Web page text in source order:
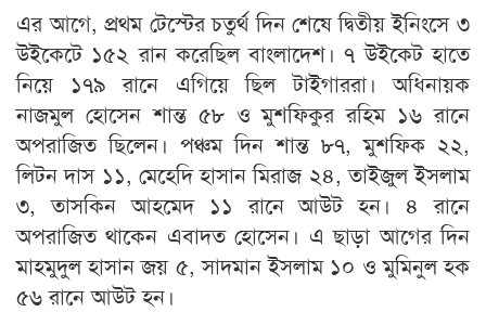
এর আগে, প্রথম টেস্টের চতুর্থ দিন শেষে দ্বিতীয় ইনিংসে ৩
উইকেটে ১৫২ রান করেছিল বাংলাদেশ। ৭ উইকেট হাতে
নিয়ে ১৭৯ রানে এগিয়ে ছিল টাইগাররা। অধিনায়ক
নাজমুল হোসেন শান্ত ৫৮ ও মুশফিকুর রহিম ১৬ রানে
অপরাজিত ছিলেন। পঞ্চম দিন শান্ত ৮৭, মুশফিক ২২,
লিটন দাস ১১, মেহেদি হাসান মিরাজ ২৪, তাইজুল ইসলাম
৩, তাসকিন আহমেদ ১১ রানে আউট হন। ৪ রানে
অপরাজিত থাকেন এবাদত হোসেন। এ ছাড়া আগের দিন
মাহমুদুল হাসান জয় ৫, সাদমান ইসলাম ১০ ও মুমিনুল হক
৫৬ রানে আউট হন।